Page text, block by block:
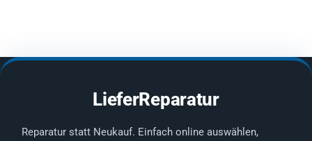
LieferReparatur
Reparatur statt Neukauf. Einfach online auswählen,